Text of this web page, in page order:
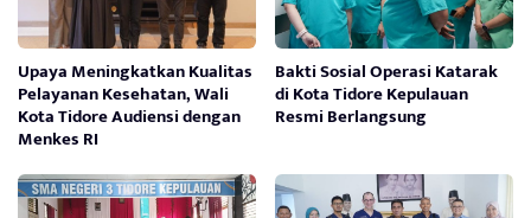
Upaya Meningkatkan Kualitas
Pelayanan Kesehatan, Wali
Kota Tidore Audiensi dengan
Menkes RI
Bakti Sosial Operasi Katarak
di Kota Tidore Kepulauan
Resmi Berlangsung